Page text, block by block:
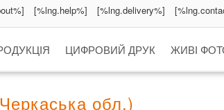
[%lng.help%] [%lng.delivery%]
ЦИФРОВИЙ ДРУК ЖИВІ
обл.)